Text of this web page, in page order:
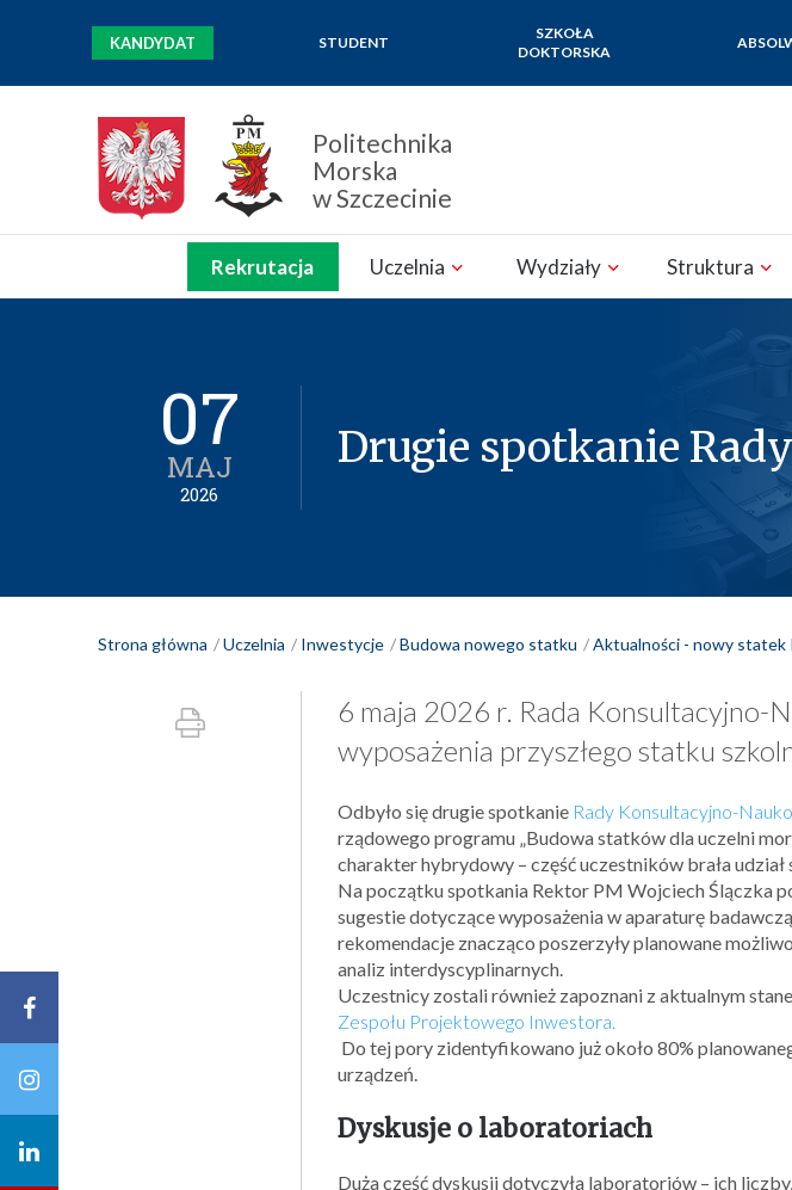
KANDYDAT STUDENT
SZKOŁA
DOKTORSKA
Politechnika
Morska
w Szczecinie
Rekrutacja Uczelnia Wydziały Struktura
Zamknij nawigację
07
MAJ
2026
Drugie spotkanie
Strona główna Uczelnia Inwestycje Budowa nowego statku Aktualności - nowy statek
6 maja 2026 r. Rada Konsultacyjno-
wyposażenia przyszłego statku
Odbyło się drugie spotkanie Rady Konsultacyjno-
rządowego programu „Budowa statków dla uczelni
charakter hybrydowy – część uczestników brała udział
Na początku spotkania Rektor PM Wojciech Ślączka
sugestie dotyczące wyposażenia w aparaturę
rekomendacje znacząco poszerzyły planowane
analiz interdyscyplinarnych.
Uczestnicy zostali również zapoznani z aktualnym
Zespołu Projektowego Inwestora.
Do tej pory zidentyfikowano już około 80%
urządzeń.
Dyskusje o laboratoriach
Duża część dyskusji dotyczyła laboratoriów – ich